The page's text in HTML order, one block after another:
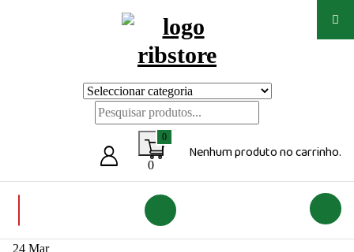
0
0
Nenhum produto no carrinho.
24 Mar